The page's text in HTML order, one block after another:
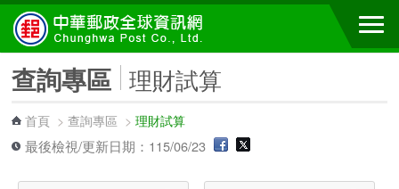
跳到主要內容區塊
查詢專區 理財試算
首頁 >查詢專區 >理財試算
最後檢視/更新日期：115/06/23